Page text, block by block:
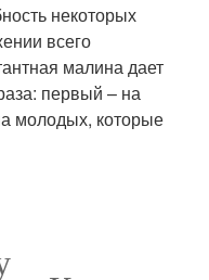
некоторых
всего
малина дает
первый – на
молодых, которые